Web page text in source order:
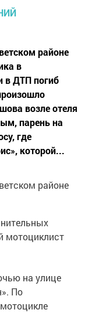
районе
в
в ДТП погиб
возле отеля
парень на
где
которой...
районе
мотоциклист
на улице
По